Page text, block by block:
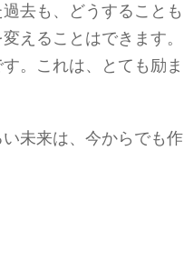
去も、どうすることも
えることはでき ます。
。これは、とても励ま
い未来は、今からでも作